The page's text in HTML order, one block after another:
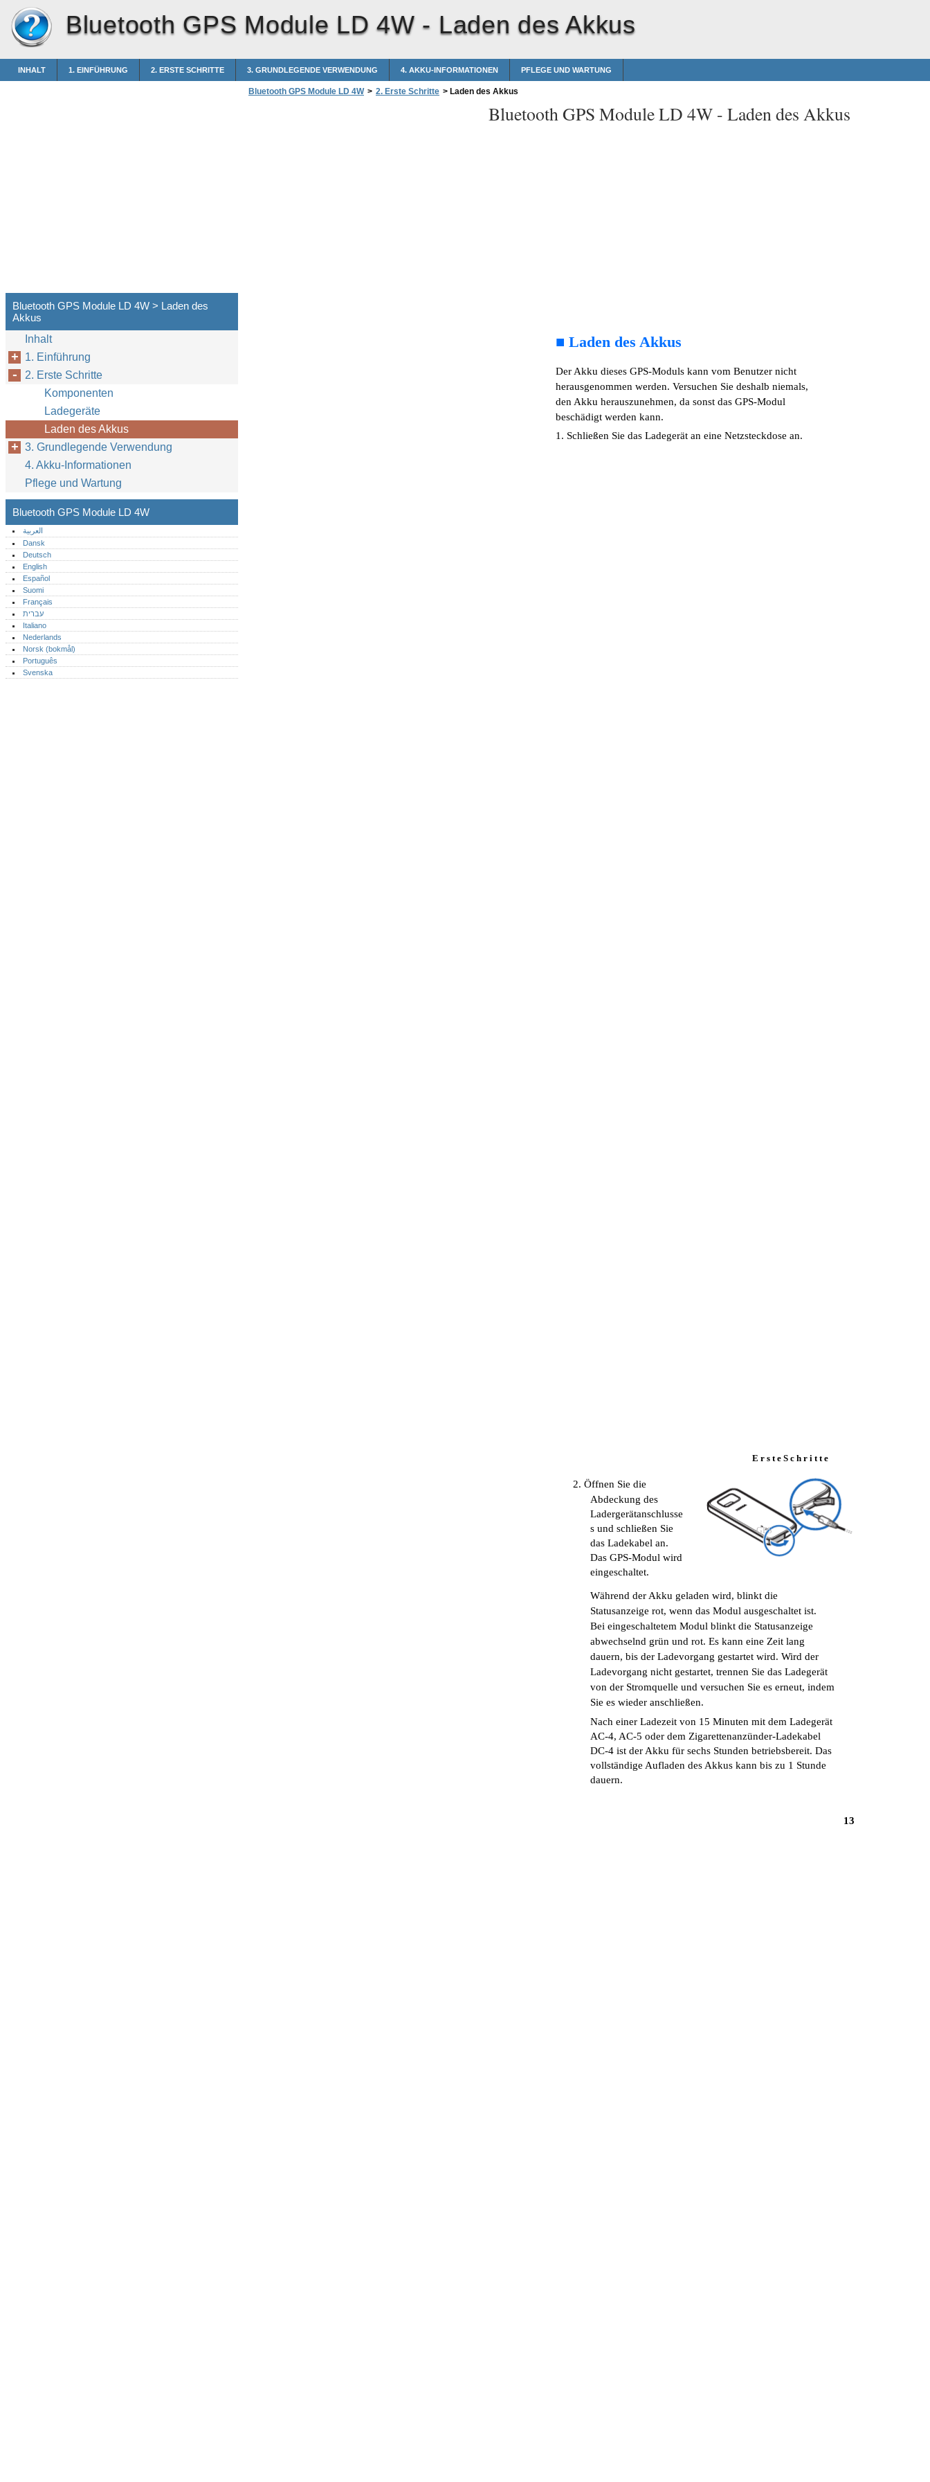
Bluetooth GPS Module LD 4W - Laden des Akkus
INHALT 1. EINFÜHRUNG 2. ERSTE SCHRITTE 3. GRUNDLEGENDE VERWENDUNG 4. AKKU-INFORMATIONEN PFLEGE UND WARTUNG
Bluetooth GPS Module LD 4W > 2. Erste Schritte > Laden des Akkus
Bluetooth GPS Module LD 4W - Laden des Akkus
■ Laden des Akkus
Der Akku dieses GPS-Moduls kann vom Benutzer nicht
herausgenommen werden. Versuchen Sie deshalb niemals,
den Akku herauszunehmen, da sonst das GPS-Modul
beschädigt werden kann.
1. Schließen Sie das Ladegerät an eine Netzsteckdose an.
E r s t e S c h r i t t e
13
2. Öffnen Sie die
Abdeckung des
Ladergerätanschlusse
s und schließen Sie
das Ladekabel an.
Das GPS-Modul wird
eingeschaltet.
Während der Akku geladen wird, blinkt die
Statusanzeige rot, wenn das Modul ausgeschaltet ist.
Bei eingeschaltetem Modul blinkt die Statusanzeige
abwechselnd grün und rot. Es kann eine Zeit lang
dauern, bis der Ladevorgang gestartet wird. Wird der
Ladevorgang nicht gestartet, trennen Sie das Ladegerät
von der Stromquelle und versuchen Sie es erneut, indem
Sie es wieder anschließen.
Nach einer Ladezeit von 15 Minuten mit dem Ladegerät
AC-4, AC-5 oder dem Zigarettenanzünder-Ladekabel
DC-4 ist der Akku für sechs Stunden betriebsbereit. Das
vollständige Aufladen des Akkus kann bis zu 1 Stunde
dauern.
GPS
Bluetooth GPS Module LD 4W > Laden des
Akkus
Inhalt
1. Einführung
2. Erste Schritte
Komponenten
Ladegeräte
Laden des Akkus
3. Grundlegende Verwendung
4. Akku-Informationen
Pflege und Wartung
Bluetooth GPS Module LD 4W
العربية
Dansk
Deutsch
English
Español
Suomi
Français
עברית
Italiano
Nederlands
Norsk (bokmål)‎
Português‎
Svenska